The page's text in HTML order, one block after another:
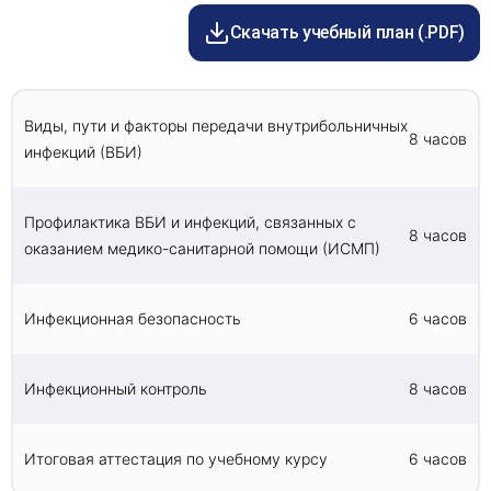
Изучение видов, путей, факторов и
профилактики передачи внутрибольничных
Изучение информации о разработке
направлений предотвращения распространения
инфекций в медицинских учреждениях.
медико-санитарной помощи.
диагностика», «Стоматология», «Стоматология
ортопедическая», «Стоматология
профилактическая», «Медицинская оптика»,
Скачать учебный план (.PDF)
Виды, пути и факторы передачи внутрибольничных
инфекций (ВБИ)
8 часов
Профилактика ВБИ и инфекций, связанных с
оказанием медико-санитарной помощи (ИСМП)
8 часов
Инфекционная безопасность 6 часов
Инфекционный контроль 8 часов
Итоговая аттестация по учебному курсу 6 часов